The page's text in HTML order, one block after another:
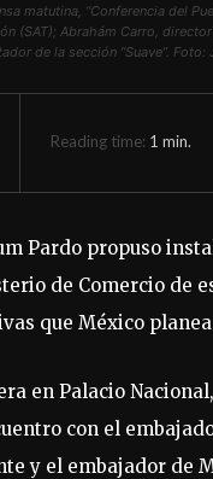
matutina, “Conferencia del
(SAT); Abrahám Carro,
de la sección “Suave”.
Reading time: 1 min.
Pardo propuso
de Comercio de
que México
en Palacio
con el
y el embajador de